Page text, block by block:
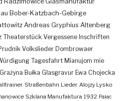
Bober-Katzbach-Gebirge
Andreas Gryphius Altenberg
Theaterstück Vergessene Inschriften
Volkslieder Dombrowaer
Tagesfahrt Mianujom mie
Grażyna Bułka Glasgravur Ewa Chojecka
Straßenbahn Lieder Alojzy Lysko
Szklana Manufaktura 1932 Pałac